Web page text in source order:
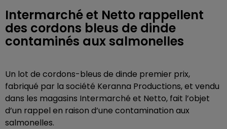
Intermarché et Netto rappellent
des cordons bleus de dinde
contaminés aux salmonelles
Un lot de cordons-bleus de dinde premier prix,
fabriqué par la société Keranna Productions, et vendu
dans les magasins Intermarché et Netto, fait l’objet
d’un rappel en raison d’une contamination aux
salmonelles.